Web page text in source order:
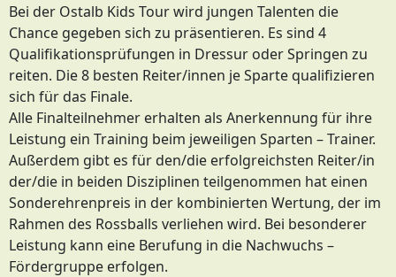
Bei der Ostalb Kids Tour wird jungen Talenten die
Chance gegeben sich zu präsentieren. Es sind 4
Qualifikationsprüfungen in Dressur oder Springen zu
reiten. Die 8 besten Reiter/innen je Sparte qualifizieren
sich für das Finale.
Alle Finalteilnehmer erhalten als Anerkennung für ihre
Leistung ein Training beim jeweiligen Sparten – Trainer.
Außerdem gibt es für den/die erfolgreichsten Reiter/in
der/die in beiden Disziplinen teilgenommen hat einen
Sonderehrenpreis in der kombinierten Wertung, der im
Rahmen des Rossballs verliehen wird. Bei besonderer
Leistung kann eine Berufung in die Nachwuchs –
Fördergruppe erfolgen.